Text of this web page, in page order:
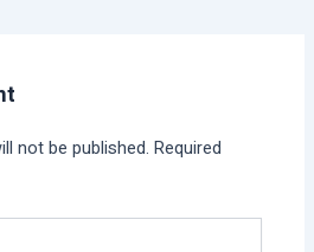
not be published. Required